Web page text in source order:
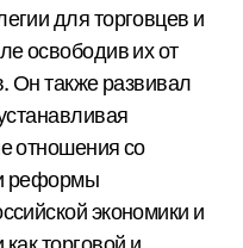
для торговцев и
освободив их от
Он также развивал
отношения со
реформы
экономики и